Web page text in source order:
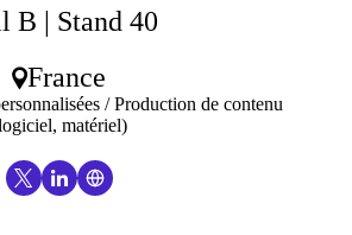
B | Stand 40
France
/ Production de contenu
matériel)